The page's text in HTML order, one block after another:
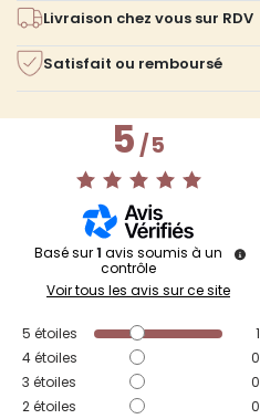
Livraison chez vous sur RDV
Satisfait ou remboursé
5/5
Basé sur1 avis soumis à un
contrôle
Voir tous les avis sur ce site
5 étoiles
1
4étoiles
0
3 étoiles
0
2étoiles
0